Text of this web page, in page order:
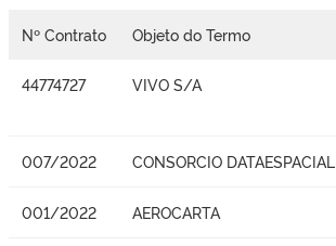
Nº Contrato Objeto do Termo
44774727 VIVO S/A
007/2022 CONSORCIO DATAESPACIAL
001/2022 AEROCARTA